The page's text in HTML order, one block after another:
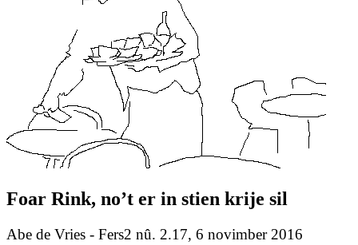
Foar Rink, no’t er in stien krije sil
Abe de Vries - Fers2 nû. 2.17, 6 novimber 2016